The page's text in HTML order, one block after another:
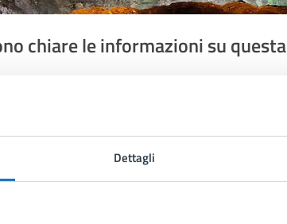
Dettagli
chiare le informazioni su questa
Valuta 5 stelle su 5
4 stelle su 5
3 stelle su 5
su 5
su 5